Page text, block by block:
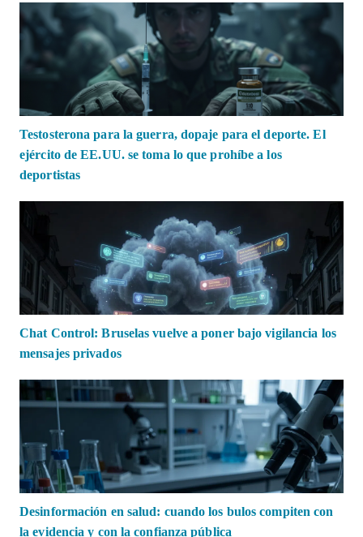
Testosterona para la guerra, dopaje para el deporte. El
ejército de EE.UU. se toma lo que prohíbe a los
deportistas
Chat Control: Bruselas vuelve a poner bajo vigilancia los
mensajes privados
Desinformación en salud: cuando los bulos compiten con
la evidencia y con la confianza pública